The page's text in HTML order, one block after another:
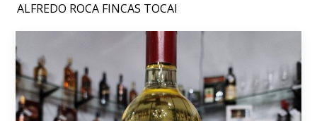
ALFREDO ROCA FINCAS TOCAI